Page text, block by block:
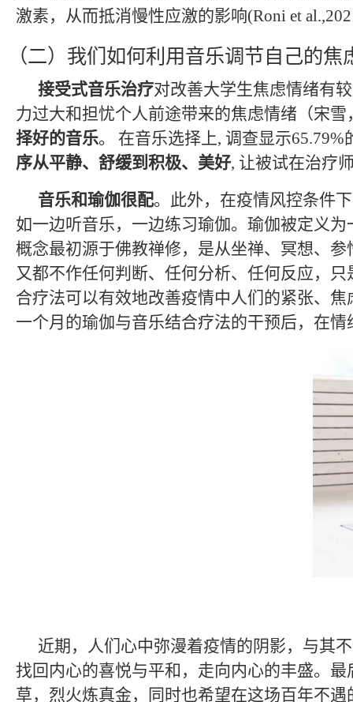
激素，从而抵消慢性应激的影响(Roni et
（二） 我们如何利用音乐调节自己的焦
接受式音乐治疗对改善大学生焦虑情绪有
力过大和担忧个人前途带来的焦虑情绪（宋雪
择好的音乐。 在音乐选择上, 调查显示65.79%
序从平静、舒缓到积极、美好, 让被试在治疗
音乐和瑜伽很配。此外，在疫情风控条件
如一边听音乐，一边练习瑜伽。瑜伽被定义
概念最初源于佛教禅修，是从坐禅、冥想、
又都不作任何判断、任何分析、任何反应，
合疗法可以有效地改善疫情中人们的紧张、焦
一个月的瑜伽与音乐结合疗法的干预后，在情
近期，人们心中弥漫着疫情的阴影，与其
找回内心的喜悦与平和，走向内心的丰盛。
草，烈火炼真金，同时也希望在这场百年不